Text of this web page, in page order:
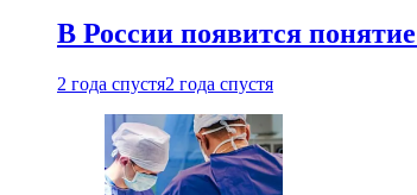
В России появится
2 года спустя2 года спустя